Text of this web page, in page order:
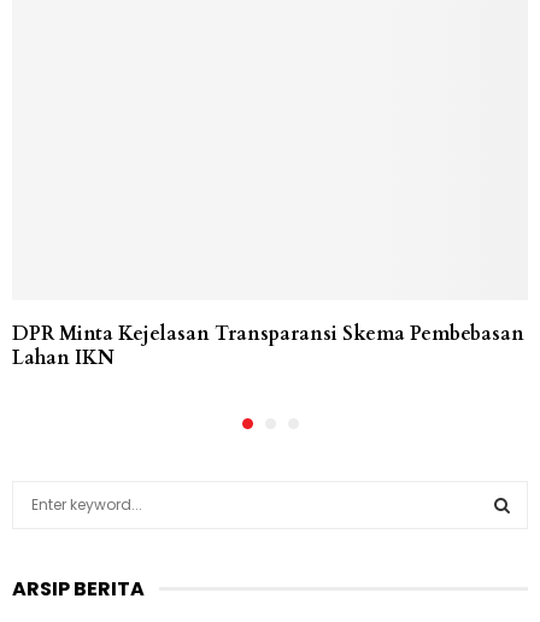
DPR Minta Kejelasan Transparansi Skema Pembebasan
Lahan IKN
c
ARSIP BERITA